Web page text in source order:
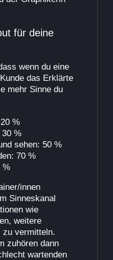
für deine
wenn du eine
das Erklärte
mehr Sinne du
%
%
sehen: 50 %
70 %
%
innen
Sinneskanal
wie
weitere
zu vermitteln.
zuhören dann
wartenden